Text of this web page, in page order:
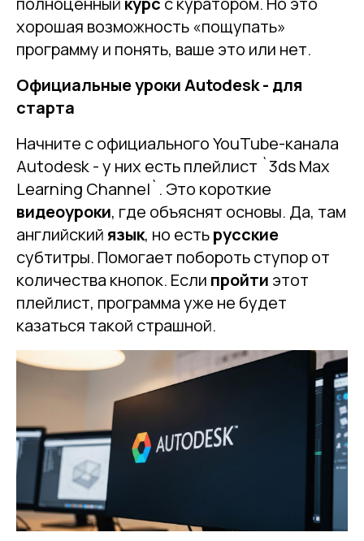
хорошая возможность «пощупать»
программу и понять, ваше это или нет.
Официальные уроки Autodesk - для
старта
Начните с официального YouTube-канала
Autodesk - у них есть плейлист `3ds Max
Learning Channel`. Это короткие
видеоуроки, где объяснят основы. Да, там
английский язык, но естьрусские
субтитры. Помогает побороть ступор от
количества кнопок. Если пройти этот
плейлист, программа уже не будет
казаться такой страшной.